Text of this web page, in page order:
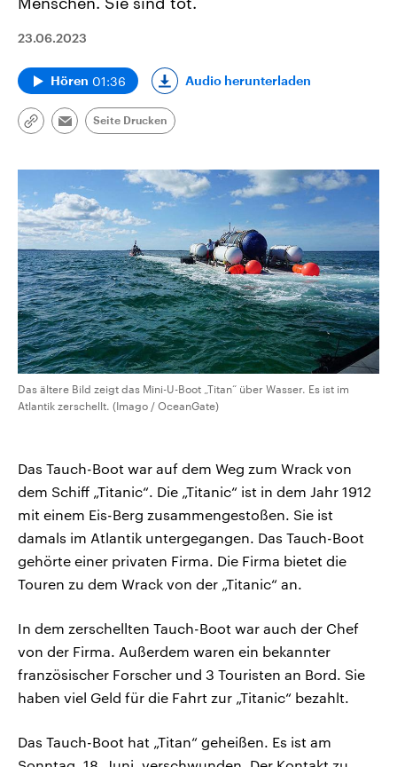
23.06.2023
Hören 01:36 Audio herunterladen
Link
Email
Seite Drucken
Das ältere Bild zeigt das Mini-U-Boot „Titan“ über Wasser. Es ist im
Atlantik zerschellt. (Imago / OceanGate)
Das Tauch-Boot war auf dem Weg zum Wrack von
dem Schiff „Titanic“. Die „Titanic“ ist in dem Jahr 1912
mit einem Eis-Berg zusammengestoßen. Sie ist
damals im Atlantik untergegangen. Das Tauch-Boot
gehörte einer privaten Firma. Die Firma bietet die
Touren zu dem Wrack von der „Titanic“ an.
In dem zerschellten Tauch-Boot war auch der Chef
von der Firma. Außerdem waren ein bekannter
französischer Forscher und 3 Touristen an Bord. Sie
haben viel Geld für die Fahrt zur „Titanic“ bezahlt.
Das Tauch-Boot hat „Titan“ geheißen. Es ist am